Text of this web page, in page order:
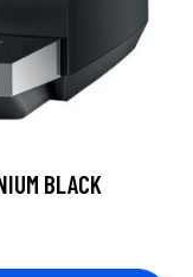
BLACK